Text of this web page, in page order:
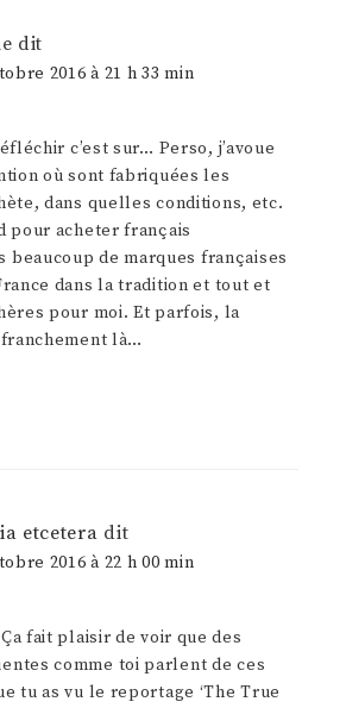
dit
2016 à 21 h 33 min
c’est sur… Perso, j’avoue
où sont fabriquées les
dans quelles conditions, etc.
pour acheter français
beaucoup de marques françaises
dans la tradition et tout et
pour moi. Et parfois, la
franchement là…
etcetera dit
2016 à 22 h 00 min
fait plaisir de voir que des
comme toi parlent de ces
tu as vu le reportage ‘The True